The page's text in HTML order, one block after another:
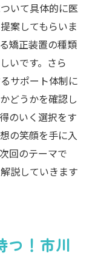
いて具体的に医
案してもらいま
矯正装置の種類
いです。さら
サポート体制に
どうかを確認し
のいく選択をす
の笑顔を手に入
回のテーマで
説していきます
つ！市川